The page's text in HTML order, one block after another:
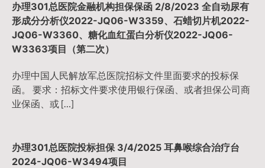
办理301总医院金融机构担保保函 2/8/2023 全自动尿有
形成分分析仪2022-JQ06-W3359、石蜡切片机2022-
JQ06-W3360、糖化血红蛋白分析仪2022-JQ06-
W3363项目（第二次）
办理中国人民解放军总医院招标文件里面要求的投标保
函。 要求：招标文件要求使用银行保函、或者担保公司商
业保函、或 […]
办理301总医院投标担保 3/4/2025 耳鼻喉综合治疗台
2024-JQ06-W3494项目